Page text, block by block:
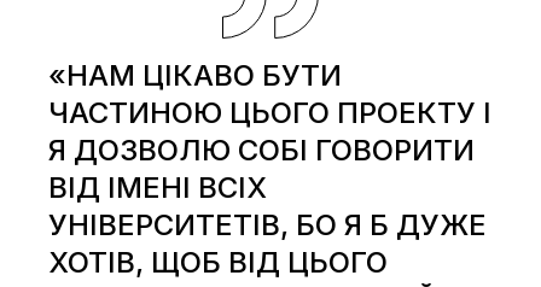
«НАМ ЦІКАВО БУТИ
ЧАСТИНОЮ ЦЬОГО ПРОЕКТУ І
Я ДОЗВОЛЮ СОБІ ГОВОРИТИ
ВІД ІМЕНІ ВСІХ
УНІВЕРСИТЕТІВ, БО Я Б ДУЖЕ
ХОТІВ, ЩОБ ВІД ЦЬОГО